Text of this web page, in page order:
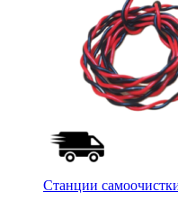
Станции